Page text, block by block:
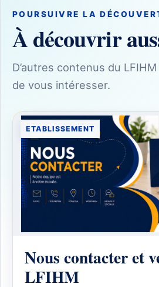
POURSUIVRE LA
À découvrir
D’autres contenus du
de vous intéresser.
ETABLISSEMENT
Nous contacter et
LFIHM